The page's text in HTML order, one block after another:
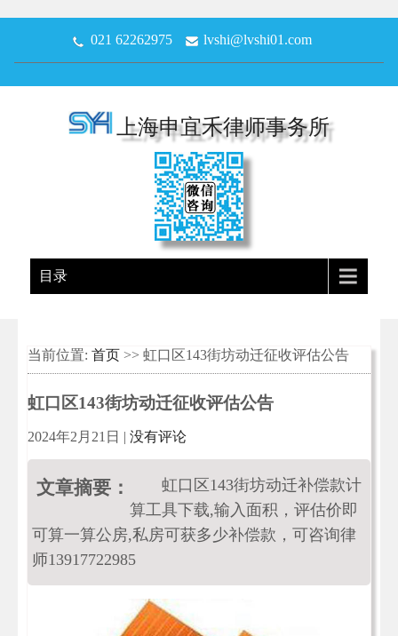
021 62262975 lvshi@lvshi01.com
上海申宜禾律师事务所
目录
当前位置: 首页 >> 虹口区143街坊动迁征收评估公告
虹口区143街坊动迁征收评估公告
2024年2月21日 | 没有评论
文章摘要：
虹口区143街坊动迁补偿款计
算工具下载,输入面积，评估价即
可算一算公房,私房可获多少补偿款，可咨询律
师13917722985